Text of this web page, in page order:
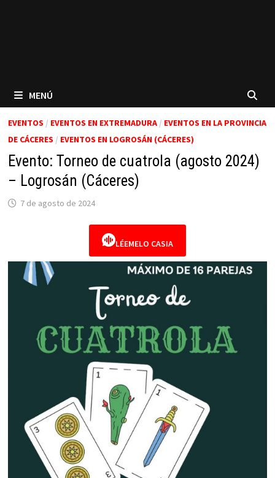
MENÚ
EVENTOS / EVENTOS EN EXTREMADURA/ EVENTOS EN LA PROVINCIA
DE CÁCERES / EVENTOS EN LOGROSÁN (CÁCERES)
Evento: Torneo de cuatrola (agosto 2024)
– Logrosán (Cáceres)
7 de agosto de 2024
LÉEMELO CASIA